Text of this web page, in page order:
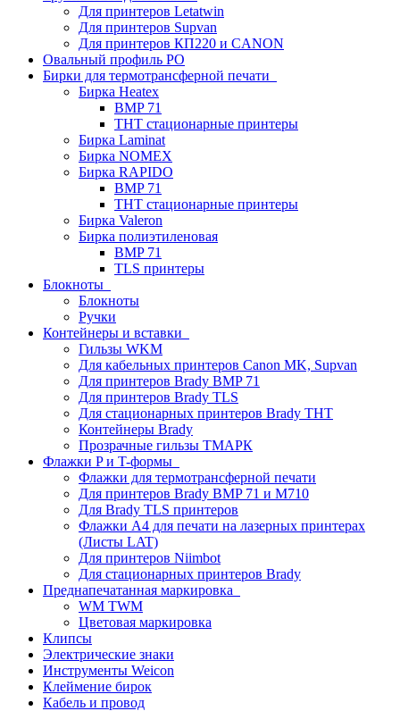
Для принтеров Letatwin
Для принтеров Supvan
Для принтеров КП220 и CANON
Овальный профиль PO
Бирки для термотрансферной печати
Бирка Heatex
BMP 71
THT стационарные принтеры
Бирка Laminat
Бирка NOMEX
Бирка RAPIDO
BMP 71
THT стационарные принтеры
Бирка Valeron
Бирка полиэтиленовая
BMP 71
TLS принтеры
Блокноты
Блокноты
Ручки
Контейнеры и вставки
Гильзы WKM
Для кабельных принтеров Canon MK, Supvan
Для принтеров Brady BMP 71
Для принтеров Brady TLS
Для стационарных принтеров Brady THT
Контейнеры Brady
Прозрачные гильзы ТМАРК
Флажки P и T-формы
Флажки для термотрансферной печати
Для принтеров Brady BMP 71 и M710
Для Brady TLS принтеров
Флажки A4 для печати на лазерных принтерах
(Листы LAT)
Для принтеров Niimbot
Для стационарных принтеров Brady
Преднапечатанная маркировка
WM TWM
Цветовая маркировка
Клипсы
Электрические знаки
Инструменты Weicon
Клеймение бирок
Кабель и провод